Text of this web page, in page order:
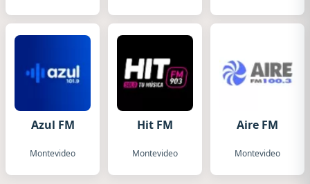
Azul FM
Montevideo
Hit FM
Montevideo
Aire FM
Montevideo